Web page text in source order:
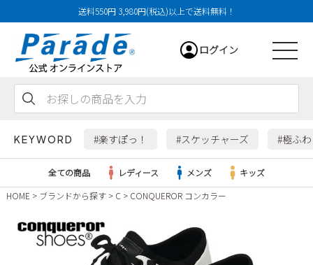
送料550円 3,980円(税込)以上で送料無料！
ログイン
KEYWORD #楽すぽっ！ #スケッチャーズ #極ふ
レディース
全ての商品 レディース メンズ
キッズ
HOME
ブランドから探す C CONQUEROR コンカラー